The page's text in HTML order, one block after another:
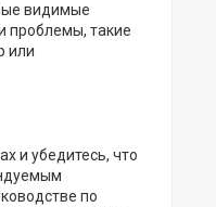
видимые
проблемы, такие
или
и убедитесь, что
по